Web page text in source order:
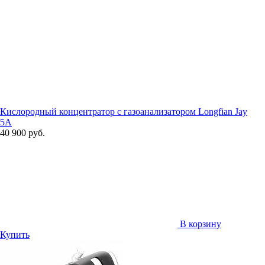
Кислородный концентратор с газоанализатором Longfian Jay
5A
40 900 руб.
В корзину
Купить